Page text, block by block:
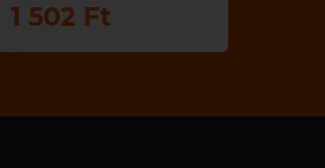
1 502 Ft